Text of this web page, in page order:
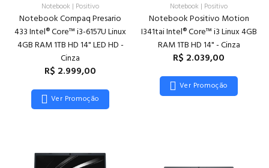
Notebook | Positivo
Notebook Compaq Presario
433 Intel® Core™ i3-6157U Linux
4GB RAM 1TB HD 14" LED HD -
Cinza
R$ 2.999,00
Ver Promoção
Notebook | Positivo
Notebook Positivo Motion
I341tai Intel® Core™ i3 Linux 4GB
RAM 1TB HD 14" - Cinza
R$ 2.039,00
Ver Promoção